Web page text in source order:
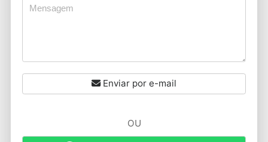
Enviar por e-mail
OU